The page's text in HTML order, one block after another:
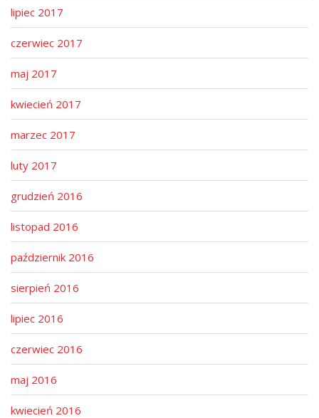
lipiec 2017
czerwiec 2017
maj 2017
kwiecień 2017
marzec 2017
luty 2017
grudzień 2016
listopad 2016
październik 2016
sierpień 2016
lipiec 2016
czerwiec 2016
maj 2016
kwiecień 2016